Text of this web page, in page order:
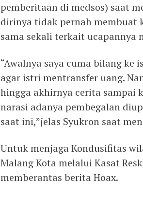
pemberitaan di medsos) saat
dirinya tidak pernah membuat
sama sekali terkait ucapannya
“Awalnya saya cuma bilang
agar istri mentransfer uang.
hingga akhirnya cerita sampai
narasi adanya pembegalan
saat ini,”jelas Syukron saat
Untuk menjaga Kondusifitas
Malang Kota melalui Kasat
memberantas berita Hoax.